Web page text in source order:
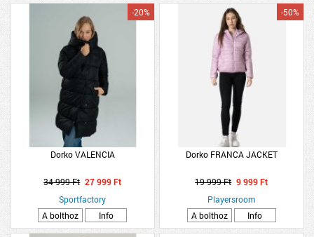
Dorko VALENCIA
-20%
34 999 Ft 27 999 Ft
Sportfactory
A bolthoz
Info
Dorko FRANCA JACKET
-50%
19 999 Ft 9 999 Ft
Playersroom
A bolthoz
Info